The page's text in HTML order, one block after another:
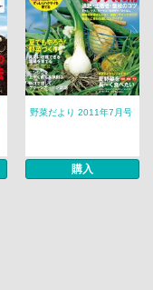
野菜だより 2011年7月号
購入